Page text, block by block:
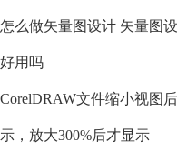
怎么做矢量图设计 矢量图
好用吗
CorelDRAW文件缩小视图
示，放大300%后才显示